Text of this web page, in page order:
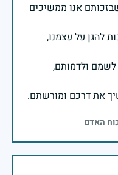
אנו ממשיכים
להגן על עצמנו,
לשמם ולדמותם,
את דרכם ומורשתם.
האדם